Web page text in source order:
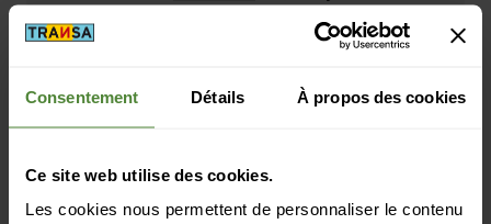
Consentement Détails À propos des cookies
Ce site web utilise des cookies.
Les cookies nous permettent de personnaliser le contenu